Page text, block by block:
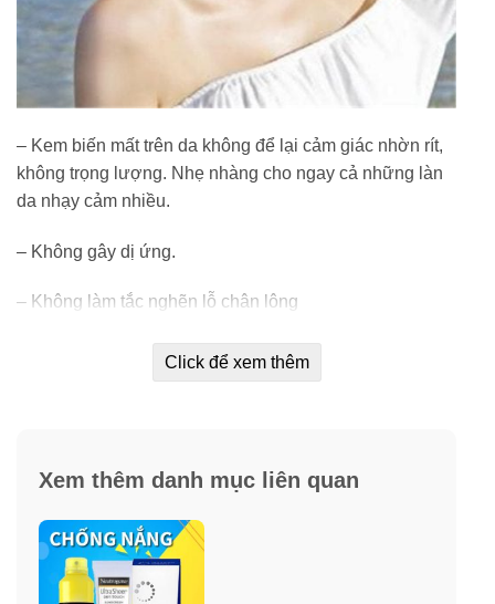
– Kem biến mất trên da không để lại cảm giác nhờn rít,
không trọng lượng. Nhẹ nhàng cho ngay cả những làn
da nhạy cảm nhiều.
– Không gây dị ứng.
– Không làm tắc nghẽn lỗ chân lông
– Không chứa dầu, không chứa PABA
trên da nhạy cảm. Nó tạo thành một hàng rào bảo vệ
có hại trước khi chúng có cơ hội tiếp xúc với da.
Click để xem thêm
Xem thêm danh mục liên quan